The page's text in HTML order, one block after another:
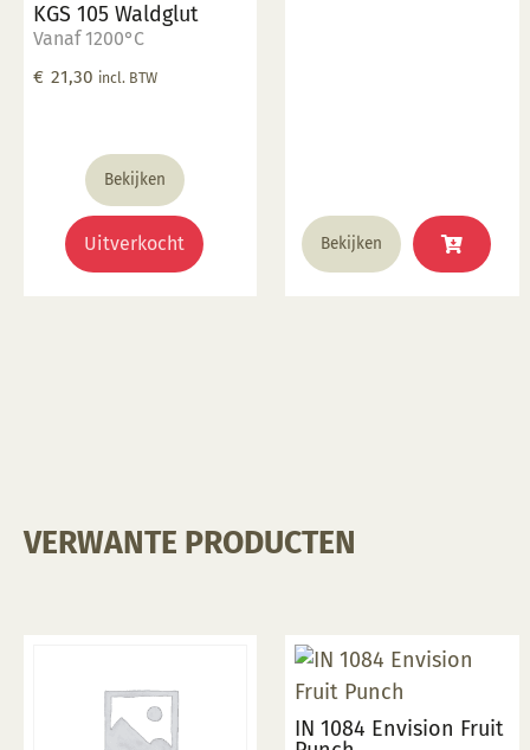
KGS 105 Waldglut
Vanaf 1200°C
€ 21,30 incl. BTW
Bekijken
Uitverkocht Bekijken
VERWANTE PRODUCTEN
IN 1084 Envision Fruit